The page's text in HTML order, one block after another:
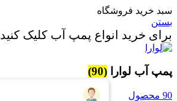
سبد خرید فروشگاه
بستن
برای خرید انواع پمپ آب کلیک کنید
پمپ آب لوارا (90)
90 محصول